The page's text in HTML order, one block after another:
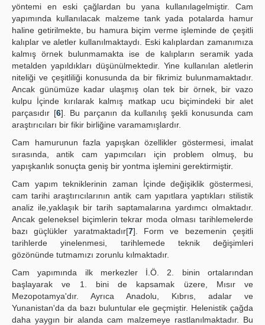
yöntemi en eski çağlardan bu yana kullanılagelmiştir. Cam
yapımında kullanılacak malzeme tank yada potalarda hamur
haline getirilmekte, bu hamura biçim verme işleminde de çeşitli
kalıplar ve aletler kullanılmaktaydı. Eski kalıplardan zamanımıza
kalmış örnek bulunmamakta ise de kalıpların seramik yada
metalden yapıldıkları düşünülmektedir. Yine kullanılan aletlerin
niteliği ve çeşitliliği konusunda da bir fikrimiz bulunmamaktadır.
Ancak günümüze kadar ulaşmış olan tek bir örnek, bir vazo
kulpu İçinde kırılarak kalmış matkap ucu biçimindeki bir alet
parçasıdır [6]. Bu parçanın da kullanılış şekli konusunda cam
araştırıcıları bir fikir birliğine varamamışlardır.
Cam hamurunun fazla yapışkan özellikler göstermesi, imalat
sırasında, antik cam yapımcıları için problem olmuş, bu
yapışkanlık sonuçta geniş bir yontma işlemini gerektirmiştir.
Cam yapım tekniklerinin zaman İçinde değişiklik göstermesi,
cam tarihi araştırıcılarının antik cam yapıtlara yaptıkları stilistik
analiz ile,yaklaşık bir tarih saptamalarına yardımcı olmaktadır.
Ancak geleneksel biçimlerin tekrar moda olması tarihlemelerde
bazı güçlükler yaratmaktadır[7]. Form ve bezemenin çeşitli
tarihlerde yinelenmesi, tarihlemede teknik değişimleri
gözönünde tutmamızı zorunlu kılmaktadır.
Cam yapımında ilk merkezler İ.Ö. 2. binin ortalarından
başlayarak ve 1. bini de kapsamak üzere, Mısır ve
Mezopotamya'dır. Ayrıca Anadolu, Kıbrıs, adalar ve
Yunanistan'da da bazı buluntular ele geçmiştir. Helenistik çağda
daha yaygın bir alanda cam malzemeye rastlanılmaktadır. Bu